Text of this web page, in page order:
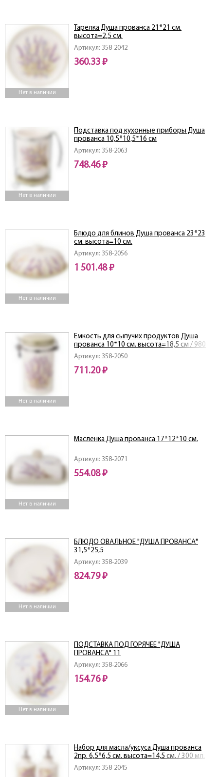
Нет в наличии
Артикул: 358-2042
Тарелка Душа прованса 21*21 см.
высота=2,5 см.
360.33 ₽
Нет в наличии
Артикул: 358-2063
Подставка под кухонные приборы Душа
прованса 10,5*10,5*16 см
748.46 ₽
Нет в наличии
Артикул: 358-2056
Блюдо для блинов Душа прованса 23*23
см. высота=10 см.
1 501.48 ₽
Нет в наличии
Артикул: 358-2050
Емкость для сыпучих продуктов Душа
прованса 10*10 см. высота=18,5 см / 980
мл
711.20 ₽
Нет в наличии
Артикул: 358-2071
Масленка Душа прованса 17*12*10 см.
554.08 ₽
Нет в наличии
Артикул: 358-2039
БЛЮДО ОВАЛЬНОЕ "ДУША ПРОВАНСА"
31,5*25,5
824.79 ₽
Нет в наличии
Артикул: 358-2066
ПОДСТАВКА ПОД ГОРЯЧЕЕ "ДУША
ПРОВАНСА" 11
154.76 ₽
Артикул: 358-2045
Набор для масла/уксуса Душа прованса
2пр. 6,5*6,5 см. высота=14,5 см. / 300 мл.